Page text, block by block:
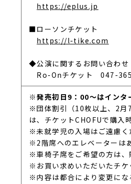
https://eplus.jp
■ローソンチケット
https://l-tike.com
◆公演に関するお問い合わせ
Ro-Onチケット　047-
※発売初日9：00～はインタ
※団体割引（10枚以上、2月
は、チケットCHOFUで購入
※未就学児の入場はご遠慮く
※2階席へのエレベーターは
※車椅子席をご希望の方は
※お買い求めいただいたチ
※内容は都合により変更にな